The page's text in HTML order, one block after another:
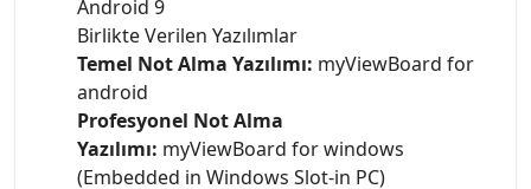
Android 9
Birlikte Verilen Yazılımlar
Temel Not Alma Yazılımı: myViewBoard for
android
Profesyonel Not Alma
Yazılımı: myViewBoard for windows
(Embedded in Windows Slot-in PC)